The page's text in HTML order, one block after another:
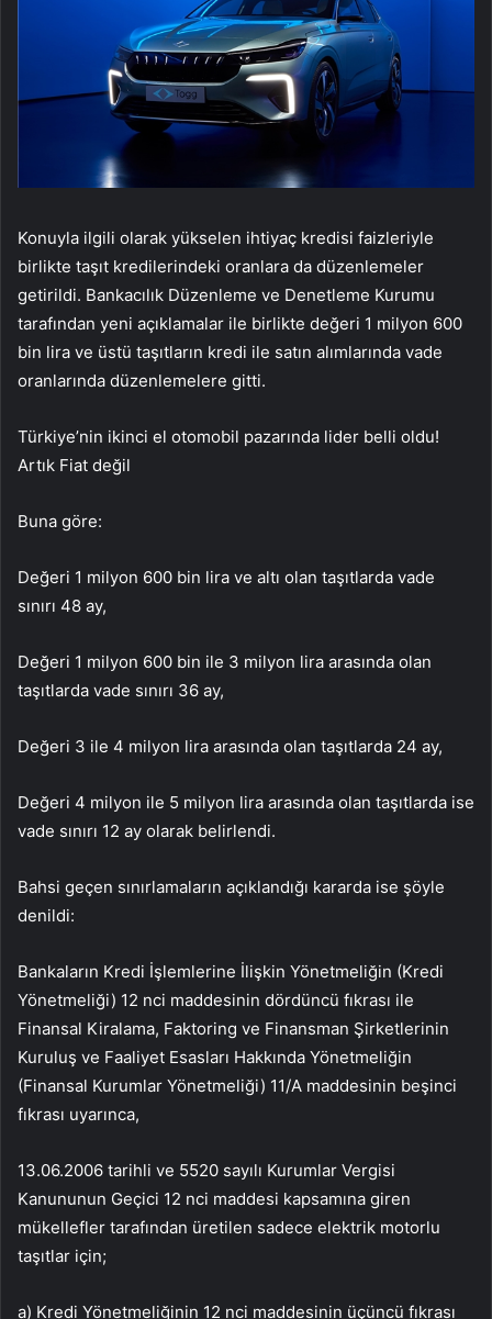
Konuyla ilgili olarak yükselen ihtiyaç kredisi faizleriyle
birlikte taşıt kredilerindeki oranlara da düzenlemeler
getirildi. Bankacılık Düzenleme ve Denetleme Kurumu
tarafından yeni açıklamalar ile birlikte değeri 1 milyon 600
bin lira ve üstü taşıtların kredi ile satın alımlarında vade
oranlarında düzenlemelere gitti.
Türkiye’nin ikinci el otomobil pazarında lider belli oldu!
Artık Fiat değil
Buna göre:
Değeri 1 milyon 600 bin lira ve altı olan taşıtlarda vade
sınırı 48 ay,
Değeri 1 milyon 600 bin ile 3 milyon lira arasında olan
taşıtlarda vade sınırı 36 ay,
Değeri 3 ile 4 milyon lira arasında olan taşıtlarda 24 ay,
Değeri 4 milyon ile 5 milyon lira arasında olan taşıtlarda ise
vade sınırı 12 ay olarak belirlendi.
Bahsi geçen sınırlamaların açıklandığı kararda ise şöyle
denildi:
Bankaların Kredi İşlemlerine İlişkin Yönetmeliğin (Kredi
Yönetmeliği) 12 nci maddesinin dördüncü fıkrası ile
Finansal Kiralama, Faktoring ve Finansman Şirketlerinin
Kuruluş ve Faaliyet Esasları Hakkında Yönetmeliğin
(Finansal Kurumlar Yönetmeliği) 11/A maddesinin beşinci
fıkrası uyarınca,
13.06.2006 tarihli ve 5520 sayılı Kurumlar Vergisi
Kanununun Geçici 12 nci maddesi kapsamına giren
mükellefler tarafından üretilen sadece elektrik motorlu
taşıtlar için;
a) Kredi Yönetmeliğinin 12 nci maddesinin üçüncü fıkrası